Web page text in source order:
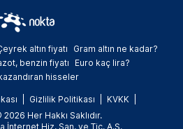
altın fiyatı
Gram altın ne kadar?
benzin fiyatı
Euro kaç lira?
hisseler
Gizlilik Politikası
KVKK
Her Hakkı Saklıdır.
İnternet Hiz. San. ve Tic. A.Ş.